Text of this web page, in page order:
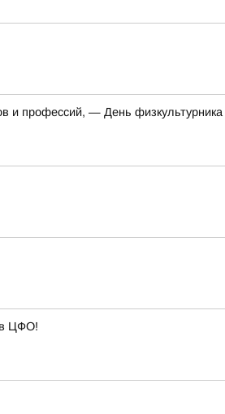
и профессий, — День физкультурника
в ЦФО!